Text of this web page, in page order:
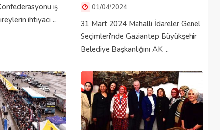
iş
ihtiyacı ...
01/04/2024
31 Mart 2024 Mahalli İdareler Genel
Seçimleri'nde Gaziantep Büyükşehir
Belediye Başkanlığını AK ...